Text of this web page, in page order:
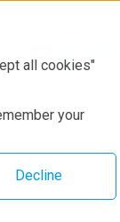
all cookies"
your
Decline